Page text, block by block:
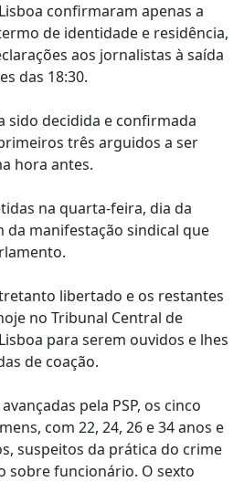
confirmaram apenas a
de identidade e residência,
aos jornalistas à saída
das 18:30.
sido decidida e confirmada
três arguidos a ser
hora antes.
na quarta-feira, dia da
da manifestação sindical que
libertado e os restantes
no Tribunal Central de
para serem ouvidos e lhes
de coação.
pela PSP, os cinco
com 22, 24, 26 e 34 anos e
suspeitos da prática do crime
sobre funcionário. O sexto